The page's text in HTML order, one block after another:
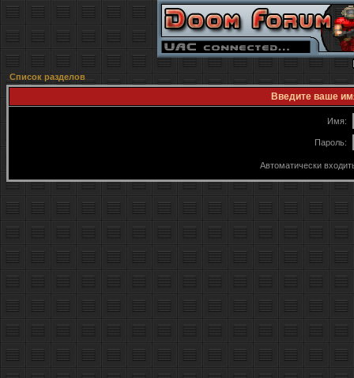
Список разделов
Введите ваше
Имя:
Пароль:
Автоматически